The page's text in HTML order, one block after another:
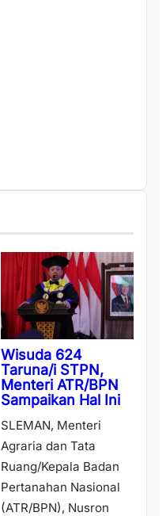
Wisuda 624
Taruna/i STPN,
Menteri ATR/BPN
Sampaikan Hal Ini
SLEMAN, Menteri
Agraria dan Tata
Ruang/Kepala Badan
Pertanahan Nasional
(ATR/BPN), Nusron